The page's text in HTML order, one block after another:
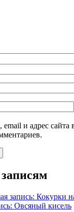
и адрес сайта
запись: Кокурки
Овсяный кисель